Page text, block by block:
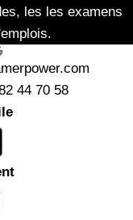
les les examens
44 70 58